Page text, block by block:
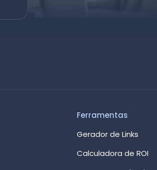
Ferramentas
Gerador de Links
Calculadora de ROI